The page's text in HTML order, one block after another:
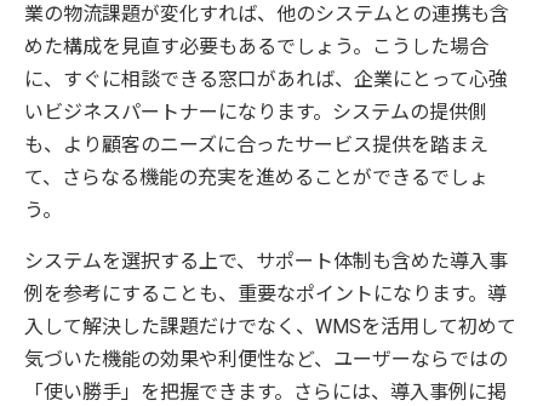
業の物流課題が変化すれば、他のシステムとの連携も含
めた構成を見直す必要もあるでしょう。こうした場合
に、すぐに相談できる窓口があれば、企業にとって心強
いビジネスパートナーになります。システムの提供側
も、より顧客のニーズに合ったサービス提供を踏まえ
て、さらなる機能の充実を進めることができるでしょ
う。
システムを選択する上で、サポート体制も含めた導入事
例を参考にすることも、重要なポイントになります。導
入して解決した課題だけでなく、WMSを活用して初めて
気づいた機能の効果や利便性など、ユーザーならではの
「使い勝手」を把握できます。さらには、導入事例に掲